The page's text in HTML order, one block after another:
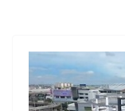
มวยไทย
ภารกิจตำรว
หัวใจ ดวงที่